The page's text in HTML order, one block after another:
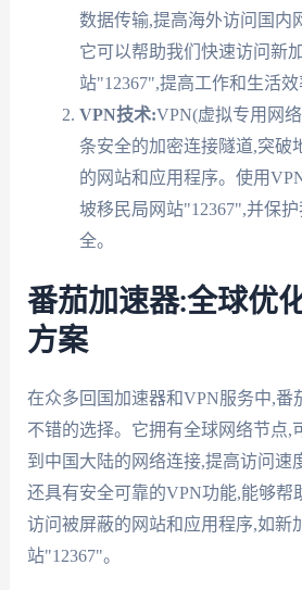
数据传输,提高海外访问国内
它可以帮助我们快速访问新
站"12367",提高工作和生活效
VPN技术:VPN(虚拟专用网
条安全的加密连接隧道,突破
的网站和应用程序。使用
坡移民局网站"12367",并保
全。
番茄加速器:全球优
方案
在众多回国加速器和VPN服务中,番
不错的选择。它拥有全球网络节点,
到中国大陆的网络连接,提高访问速
还具有安全可靠的VPN功能,能够帮
访问被屏蔽的网站和应用程序,如新
站"12367"。